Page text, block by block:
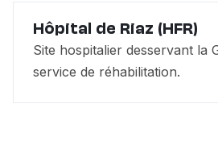
Hôpital de Riaz (HFR)
Site hospitalier desservant la
service de réhabilitation.